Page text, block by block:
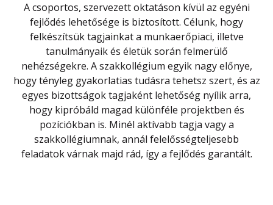
A csoportos, szervezett oktatáson kívül az egyéni
fejlődés lehetősége is biztosított. Célunk, hogy
felkészítsük tagjainkat a munkaerőpiaci, illetve
tanulmányaik és életük során felmerülő
nehézségekre. A szakkollégium egyik nagy előnye,
hogy tényleg gyakorlatias tudásra tehetsz szert, és az
egyes bizottságok tagjaként lehetőség nyílik arra,
hogy kipróbáld magad különféle projektben és
pozíciókban is. Minél aktívabb tagja vagy a
szakkollégiumnak, annál felelősségteljesebb
feladatok várnak majd rád, így a fejlődés garantált.